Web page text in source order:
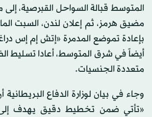
المتوسط قبالة السواحل القبرصية،
مضيق هرمز، ثم إعلان لندن، السبت
بإعادة تموضع المدمرة «إتش إم إس
أيضاً في شرق المتوسط، أعادا تسليط
متعددة الجنسيات.
وجاء في بيان لوزارة الدفاع
«تأتي ضمن تخطيط دقيق يهدف